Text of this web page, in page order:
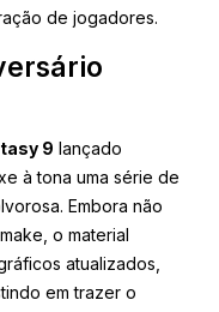
de jogadores.
9 lançado
à tona uma série de
Embora não
o material
atualizados,
em trazer o